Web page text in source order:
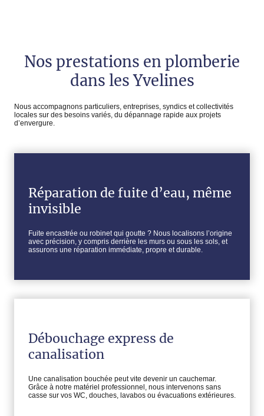
Nos prestations en plomberie
dans les Yvelines
Nous accompagnons particuliers, entreprises, syndics et collectivités
locales sur des besoins variés, du dépannage rapide aux projets
d’envergure.
Réparation de fuite d’eau, même
invisible
Fuite encastrée ou robinet qui goutte ? Nous localisons l’origine
avec précision, y compris derrière les murs ou sous les sols, et
assurons une réparation immédiate, propre et durable.
Débouchage express de
canalisation
Une canalisation bouchée peut vite devenir un cauchemar.
Grâce à notre matériel professionnel, nous intervenons sans
casse sur vos WC, douches, lavabos ou évacuations extérieures.